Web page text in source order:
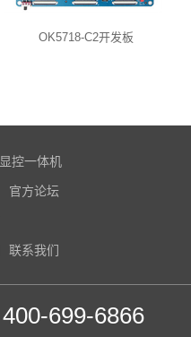
OK5718-C2开发板
显控一体机
官方论坛
联系我们
400-699-6866